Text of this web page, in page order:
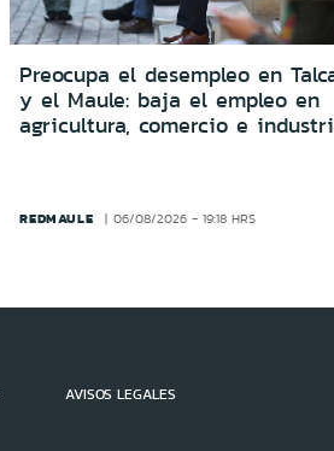
Preocupa el desempleo en
y el Maule: baja el empleo en
agricultura, comercio e
REDMAULE 06/08/2026 - 19:18 HRS
AVISOS LEGALES